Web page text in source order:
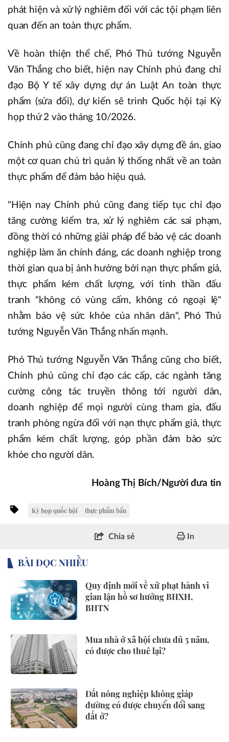
phát hiện và xử lý nghiêm đối với các tội phạm liên
quan đến an toàn thực phẩm.
Về hoàn thiện thể chế, Phó Thủ tướng Nguyễn
Văn Thắng cho biết, hiện nay Chính phủ đang chỉ
đạo Bộ Y tế xây dựng dự án Luật An toàn thực
phẩm (sửa đổi), dự kiến sẽ trình Quốc hội tại Kỳ
họp thứ 2 vào tháng 10/2026.
Chính phủ cũng đang chỉ đạo xây dựng đề án, giao
một cơ quan chủ trì quản lý thống nhất về an toàn
thực phẩm để đảm bảo hiệu quả.
"Hiện nay Chính phủ cũng đang tiếp tục chỉ đạo
tăng cường kiểm tra, xử lý nghiêm các sai phạm,
đồng thời có những giải pháp để bảo vệ các doanh
nghiệp làm ăn chính đáng, các doanh nghiệp trong
thời gian qua bị ảnh hưởng bởi nạn thực phẩm giả,
thực phẩm kém chất lượng, với tinh thần đấu
tranh "không có vùng cấm, không có ngoại lệ"
nhằm bảo vệ sức khỏe của nhân dân", Phó Thủ
tướng Nguyễn Văn Thắng nhấn mạnh.
Phó Thủ tướng Nguyễn Văn Thắng cũng cho biết,
Chính phủ cũng chỉ đạo các cấp, các ngành tăng
cường công tác truyền thông tới người dân,
doanh nghiệp để mọi người cùng tham gia, đấu
tranh phòng ngừa đối với nạn thực phẩm giả, thực
phẩm kém chất lượng, góp phần đảm bảo sức
khỏe cho người dân.
Hoàng Thị Bích/Người đưa tin
Kỳ họp quốc hội thực phẩm bẩn
Chia sẻ In
BÀI ĐỌC NHIỀU
Quy định mới về xử phạt hành vi
gian lận hồ sơ hưởng BHXH,
BHTN
Mua nhà ở xã hội chưa đủ 5 năm,
có được cho thuê lại?
Đất nông nghiệp không giáp
đường có được chuyển đổi sang
đất ở?